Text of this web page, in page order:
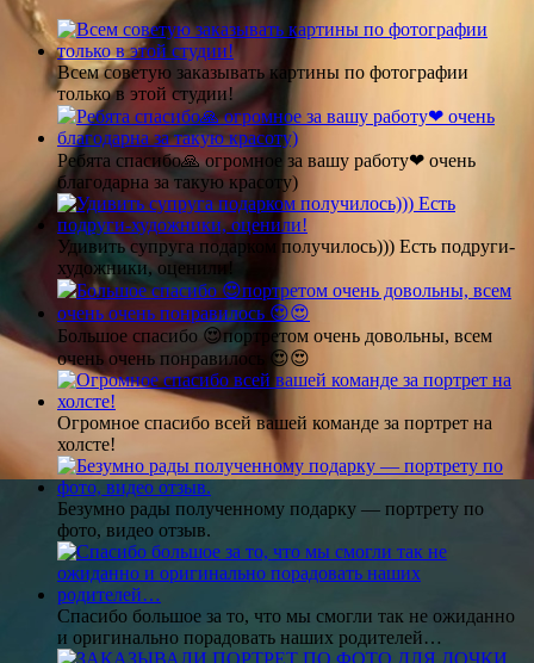
Всем советую заказывать картины по фотографии
только в этой студии!
Ребята спасибо🙏 огромное за вашу работу❤ очень
благодарна за такую красоту)
Удивить супруга подарком получилось))) Есть подруги-
художники, оценили!
Большое спасибо 😍портретом очень довольны, всем
очень очень понравилось 😍😍
Огромное спасибо всей вашей команде за портрет на
холсте!
Безумно рады полученному подарку — портрету по
фото, видео отзыв.
Спасибо большое за то, что мы смогли так не ожиданно
и оригинально порадовать наших родителей…